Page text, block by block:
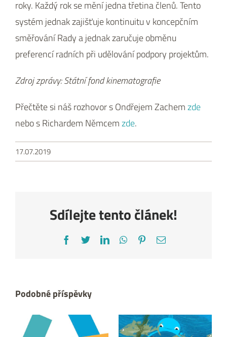
roky. Každý rok se mění jedna třetina členů. Tento
systém jednak zajišťuje kontinuitu v koncepčním
směřování Rady a jednak zaručuje obměnu
preferencí radních při udělování podpory projektům.
Zdroj zprávy: Státní fond kinematografie
Přečtěte si náš rozhovor s Ondřejem Zachemzde
nebo s Richardem Němcemzde.
17.07.2019
Sdílejte tento článek!
Facebook
TwitterLinkedInWhatsApp
Pinterest
E-
Podobné příspěvky